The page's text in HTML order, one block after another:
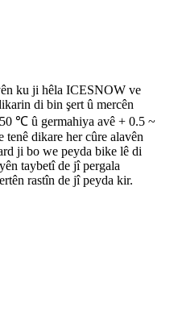
ku ji hêla ICESNOW ve
di bin şert û mercên
℃ û germahiya avê + 0.5 ~
tenê dikare her cûre alavên
ji bo we peyda bike lê di
taybetî de jî pergala
rastîn de jî peyda kir.